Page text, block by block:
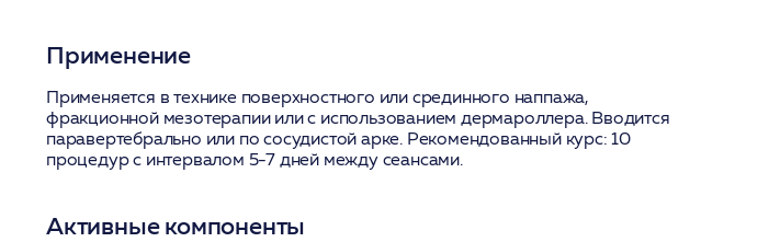
Применение
Применяется в технике поверхностного или срединного наппажа,
фракционной мезотерапии или с использованием дермароллера. Вводится
паравертебрально или по сосудистой арке. Рекомендованный курс: 10
процедур с интервалом 5-7 дней между сеансами.
Активные компоненты